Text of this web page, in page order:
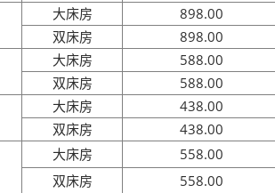
大床房
898.00
双床房
898.00
大床房
588.00
双床房
588.00
大床房
438.00
双床房
438.00
大床房
558.00
双床房
558.00